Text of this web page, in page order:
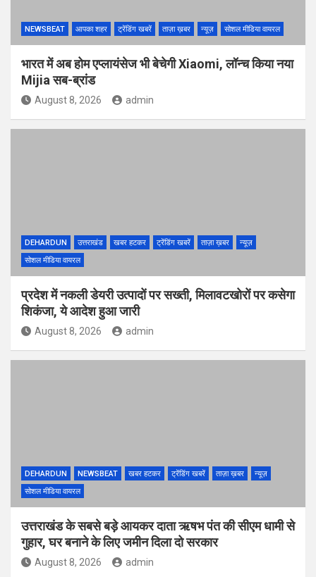
NEWSBEAT आपका शहर ट्रेंडिंग खबरें ताज़ा ख़बर न्यूज़ सोशल मीडिया वायरल
भारत में अब होम एप्लायंसेज भी बेचेगी Xiaomi, लॉन्च किया नया
Mijia सब-ब्रांड
August 8, 2026 admin
DEHARDUN उत्तराखंड खबर हटकर ट्रेंडिंग खबरें ताज़ा ख़बर
न्यूज़
सोशल मीडिया वायरल
प्रदेश में नकली डेयरी उत्पादों पर सख्ती, मिलावटखोरों पर कसेगा
शिकंजा, ये आदेश हुआ जारी
August 8, 2026 admin
DEHARDUN NEWSBEAT खबर हटकर ट्रेंडिंग खबरें ताज़ा ख़बर
न्यूज़
सोशल मीडिया वायरल
उत्तराखंड के सबसे बड़े आयकर दाता ऋषभ पंत की सीएम धामी से
गुहार, घर बनाने के लिए जमीन दिला दो सरकार
August 8, 2026 admin